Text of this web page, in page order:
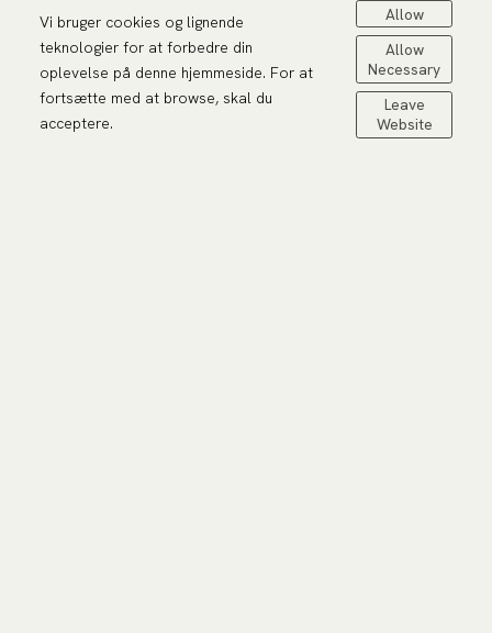
Vi bruger cookies og lignende
teknologier for at forbedre din
oplevelse på denne hjemmeside. For at
fortsætte med at browse, skal du
acceptere.
Allow
Allow
Necessary
Leave
Website